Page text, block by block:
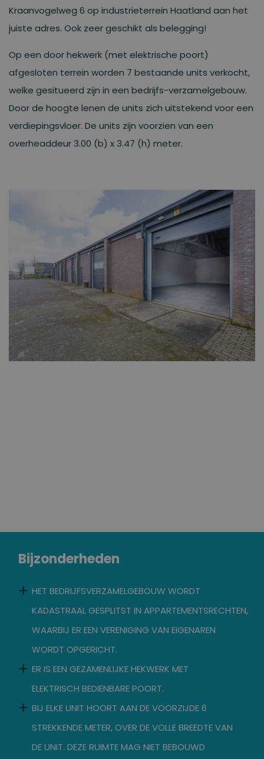
Kraanvogelweg 6 op industrieterrein Haatland aan het
juiste adres. Ook zeer geschikt als belegging!
Op een door hekwerk (met elektrische poort)
afgesloten terrein worden 7 bestaande units verkocht,
welke gesitueerd zijn in een bedrijfs-verzamelgebouw.
Door de hoogte lenen de units zich uitstekend voor een
verdiepingsvloer. De units zijn voorzien van een
overheaddeur 3.00 (b) x 3.47 (h) meter.
Bijzonderheden
HET BEDRIJFSVERZAMELGEBOUW WORDT
KADASTRAAL GESPLITST IN APPARTEMENTSRECHTEN,
WAARBIJ ER EEN VERENIGING VAN EIGENAREN
WORDT OPGERICHT.
ER IS EEN GEZAMENLIJKE HEKWERK MET
ELEKTRISCH BEDIENBARE POORT.
BIJ ELKE UNIT HOORT AAN DE VOORZIJDE 6
STREKKENDE METER, OVER DE VOLLE BREEDTE VAN
DE UNIT. DEZE RUIMTE MAG NIET BEBOUWD